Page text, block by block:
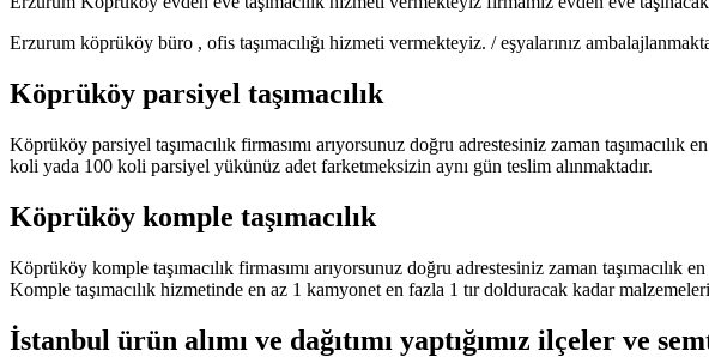
Erzurum köprüköy büro , ofis taşımacılığı hizmeti vermekteyiz. / eşyalarınız
Köprüköy parsiyel taşımacılık
Köprüköy parsiyel taşımacılık firmasımı arıyorsunuz doğru adrestesiniz zaman
koli yada 100 koli parsiyel yükünüz adet farketmeksizin aynı gün teslim alınmaktadır.
Köprüköy komple taşımacılık
Köprüköy komple taşımacılık firmasımı arıyorsunuz doğru adrestesiniz zaman
Komple taşımacılık hizmetinde en az 1 kamyonet en fazla 1 tır dolduracak kadar
İstanbul ürün alımı ve dağıtımı yaptığımız ilçeler ve